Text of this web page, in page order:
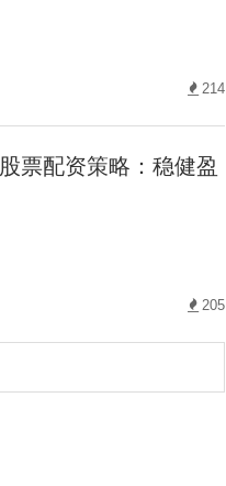
214
票配资策略：稳健盈
205